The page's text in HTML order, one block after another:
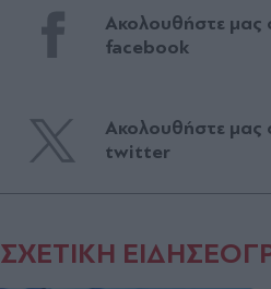
Ακολουθήστε μας
facebook
Ακολουθήστε μας
twitter
ΣΧΕΤΙΚΗ